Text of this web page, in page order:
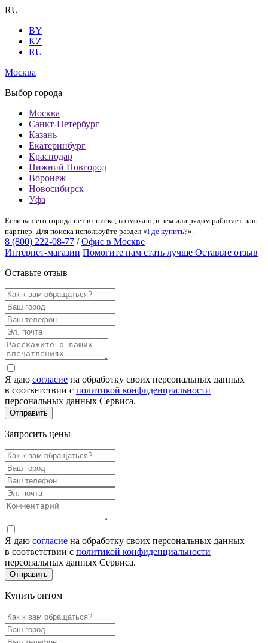
RU
BY
KZ
RU
Москва
Выбор города
Москва
Санкт-Петербург
Казань
Екатеринбург
Краснодар
Нижний Новгород
Воронеж
Новосибирск
Уфа
Если вашего города нет в списке, возможно, в нем или рядом работает наш
партнер. Для поиска используйте раздел «Где купить?».
8 (800) 222-08-77 / Офис в Москве
Интернет-магазин Помогите нам стать лучше Оставьте отзыв
Оставьте отзыв
Я даю согласие на обработку своих персональных данных
в соответствии с политикой конфиденциальности
персональных данных Сервиса.
Запросить цены
Я даю согласие на обработку своих персональных данных
в соответствии с политикой конфиденциальности
персональных данных Сервиса.
Купить оптом